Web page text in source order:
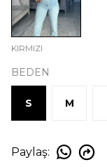
KIRMIZI
BEDEN
S M
Paylaş: